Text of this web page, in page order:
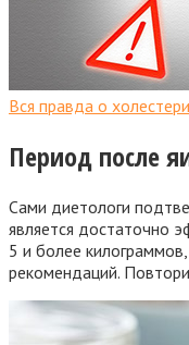
Вся правда о
Период после
Сами диетологи
является достаточно
5 и более
рекомендаций.